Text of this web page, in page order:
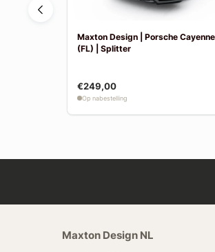
Maxton Design | Porsche
(FL) | Splitter
€249,00
Op nabestelling
Maxton Design NL